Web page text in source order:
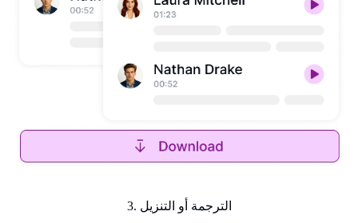
3. الترجمة أو التنزيل